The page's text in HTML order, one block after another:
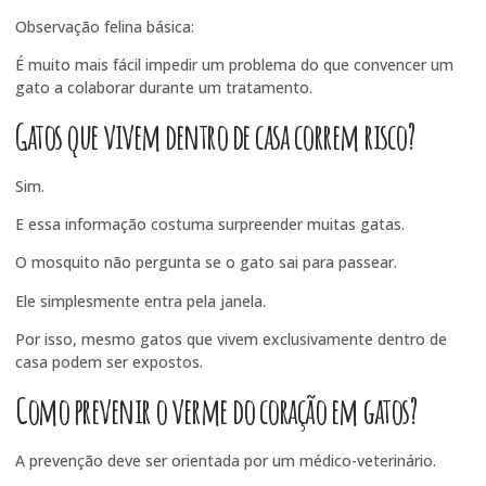
Observação felina básica:
É muito mais fácil impedir um problema do que convencer um
gato a colaborar durante um tratamento.
Gatos que vivem dentro de casa correm risco?
Sim.
E essa informação costuma surpreender muitas gatas.
O mosquito não pergunta se o gato sai para passear.
Ele simplesmente entra pela janela.
Por isso, mesmo gatos que vivem exclusivamente dentro de
casa podem ser expostos.
Como prevenir o verme do coração em gatos?
A prevenção deve ser orientada por um médico-veterinário.